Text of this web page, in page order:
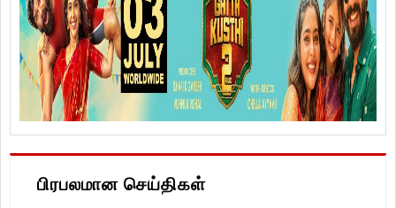
பிரபலமான செய்திகள்